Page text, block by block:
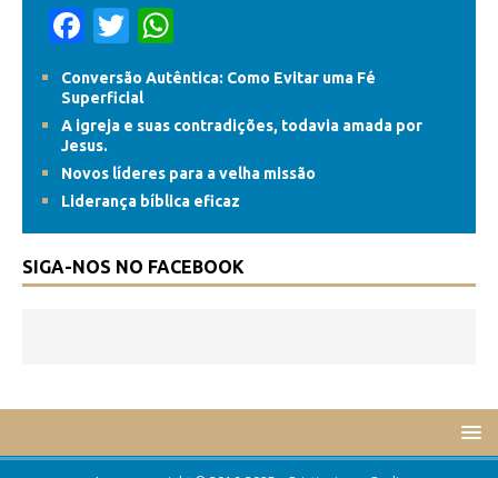
F
e
b
o
o
k
T
w
itt
er
h
at
s
A
p
p
Conversão Autêntica: Como Evitar uma Fé
Superficial
A igreja e suas contradições, todavia amada por
Jesus.
Novos líderes para a velha missão
Liderança bíblica eficaz
SIGA-NOS NO FACEBOOK